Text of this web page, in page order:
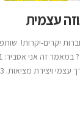
עצמית
יקרים-יקרות!